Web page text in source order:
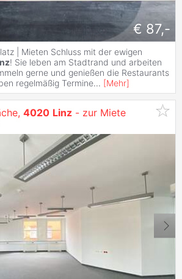
€ 87,-
| Mieten Schluss mit der ewigen
! Sie leben am Stadtrand und arbeiten
gerne und genießen die Restaurants
regelmäßig Termine... [Mehr]
4020 Linz - zur Miete